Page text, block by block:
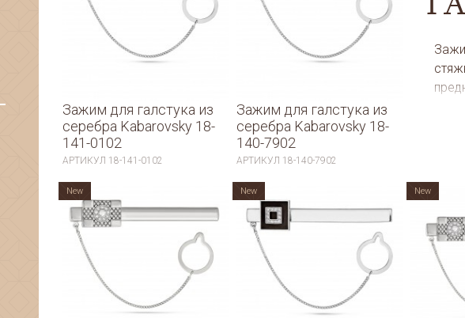
для
Зажим для галстука из
серебра Kabarovsky 18-
141-0102
АРТИКУЛ 18-141-0102
Зажим для галстука из
серебра Kabarovsky 18-
140-7902
АРТИКУЛ 18-140-7902
New New New